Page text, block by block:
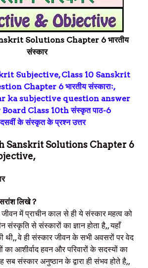
Solutions Chapter 6 भारतीय
संस्कार
Subjective, Class 10 Sanskrit
Chapter 6 भारतीय संस्काराः,
ka subjective question answer
Class 10th संस्कृत पाठ-6
दसवीं के संस्कृत के प्रश्न उत्तर
Sanskrit Solutions Chapter 6
लिखे ?
जीवन में प्राचीन काल से ही ये संस्कार महत्व को
संस्कृति से संस्कारों का ज्ञान होता है,, यहाँ
थी,, वे ही संस्कार जीवन के सभी अवसरों पर वेद
का आशीर्वाद हवन और परिवारों के सदस्यों का
सब संस्कार अनुष्ठान के द्वारा ही संभव होते है,,